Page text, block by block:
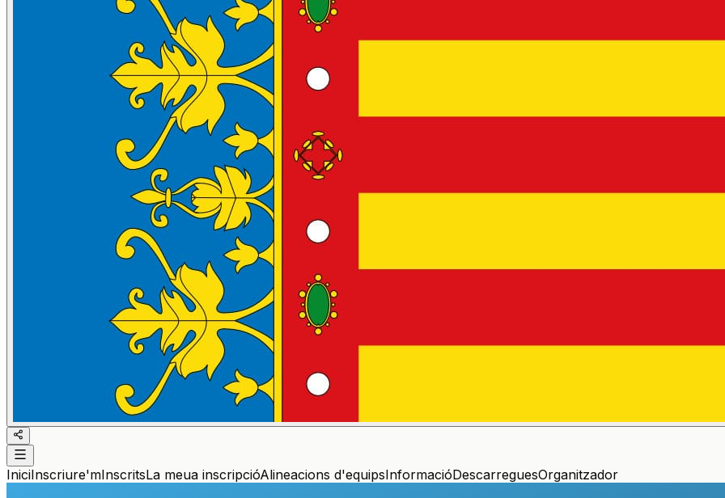
IniciInscriure'mInscritsLa meua inscripcióAlineacions d'equipsInformacióDescarreguesOrganitzador